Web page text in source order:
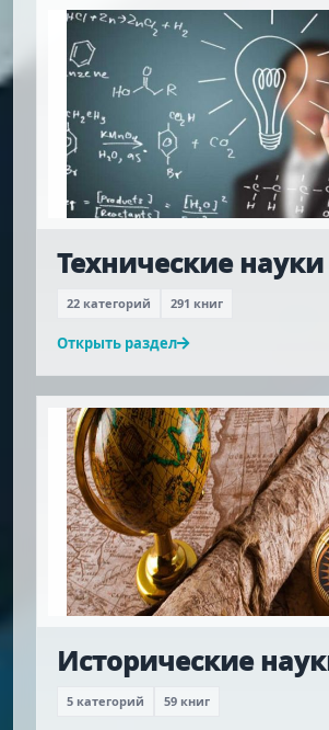
Технические науки
22 категорий 291 книг
Открыть раздел
Исторические
5 категорий 59 книг